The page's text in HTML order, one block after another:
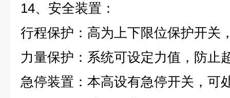
14、安全装置：
行程保护：高为上下限位保护开关
力量保护：系统可设定力值，防止
急停装置：本高设有急停开关，可